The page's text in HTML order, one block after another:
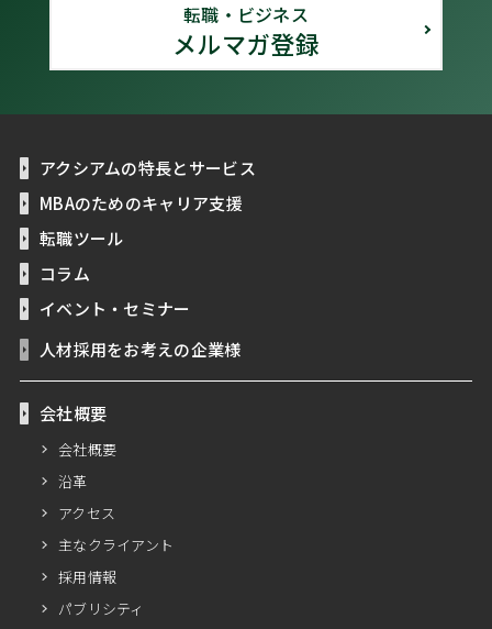
転職・ビジネス
メルマガ登録
アクシアムの特長とサービス
MBAのためのキャリア支援
転職ツール
コラム
イベント・セミナー
人材採用をお考えの企業様
会社概要
会社概要
沿革
アクセス
主なクライアント
採用情報
パブリシティ